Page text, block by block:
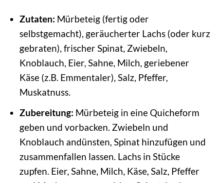
Zutaten: Mürbeteig (fertig oder
selbstgemacht), geräucherter Lachs (oder kurz
gebraten), frischer Spinat, Zwiebeln,
Knoblauch, Eier, Sahne, Milch, geriebener
Käse (z.B. Emmentaler), Salz, Pfeffer,
Muskatnuss.
Zubereitung: Mürbeteig in eine Quicheform
geben und vorbacken. Zwiebeln und
Knoblauch andünsten, Spinat hinzufügen und
zusammenfallen lassen. Lachs in Stücke
zupfen. Eier, Sahne, Milch, Käse, Salz, Pfeffer